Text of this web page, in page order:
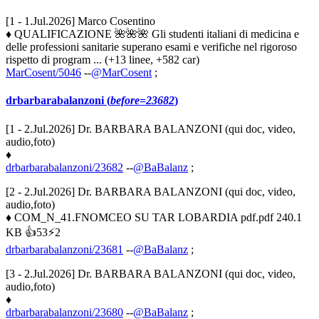
[1 - 1.Jul.2026] Marco Cosentino
♦ QUALIFICAZIONE 🌺🌺🌺 Gli studenti italiani di medicina e
delle professioni sanitarie superano esami e verifiche nel rigoroso
rispetto di program ... (+13 linee, +582 car)
MarCosent/5046 --@MarCosent ;
drbarbarabalanzoni (before=23682)
[1 - 2.Jul.2026] Dr. BARBARA BALANZONI (qui doc, video,
audio,foto)
♦
drbarbarabalanzoni/23682 --@BaBalanz ;
[2 - 2.Jul.2026] Dr. BARBARA BALANZONI (qui doc, video,
audio,foto)
♦ COM_N_41.FNOMCEO SU TAR LOBARDIA pdf.pdf 240.1
KB 👍53⚡2
drbarbarabalanzoni/23681 --@BaBalanz ;
[3 - 2.Jul.2026] Dr. BARBARA BALANZONI (qui doc, video,
audio,foto)
♦
drbarbarabalanzoni/23680 --@BaBalanz ;